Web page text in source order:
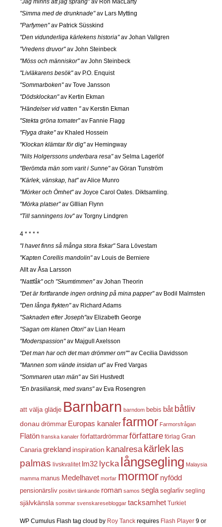
"Simma med de drunknade"av Lars Mytting
"Parfymen"av Patrick Süsskind
"Den vidunderliga kärlekens historia"av Johan Vallgren
"Vredens druvor"av John Steinbeck
"Möss och människor"av John Steinbeck
"Livläkarens besök"av P.O. Enquist
"Sommarboken"av Tove Jansson
"Dödsklockan"av Kertin Ekman
"Händelser vid vatten "av Kerstin Ekman
"Stekta gröna tomater"av Fannie Flagg
"Flyga drake"av Khaled Hossein
"Klockan klämtar för dig"av Hemingway
"Nils Holgerssons underbara resa"av Selma Lagerlöf
"Berömda män som varit i Sunne"av Göran Tunström
"Kärlek, vänskap, hat"av Alice Munro
"Mörker och Ömhet"av Joyce Carol Oates. Diktsamling.
"Mörka platser"av GIllian Flynn
"Till sanningens lov"av Torgny Lindgren
4 * * * *
"I havet finns så många stora fiskar"Sara Lövestam
"Kapten Corellis mandolin"av Louis de Berniere
Allt av Åsa Larsson
"Nattfåk" och "Skumtimmen"av Johan Theorin
"Det är fortfarande ingen ordning på mina papper"av Bodil Malmsten
"Den långa flykten"av Richard Adams
"Saknaden efter Joseph"av Elizabeth George
"Sagan om klanen Otori"av Lian Hearn
"Moderspassion"av Majgull Axelsson
"Det man har och det man drömmer om""av Cecilia Davidsson
"Mannen som vände insidan ut"av Fred Vargas
"Sommaren utan män"av Siri Hustvedt
"En brasiliansk, med svans"av Eva Rosengren
att välja glädje Barnbarn barndom bebis båt båtliv
donau drömmar Europas kanalerfarmor Farmorsfrågan
Flatön franska kanaler författardrömmar författare förlag Gran
Canaria grekland inspiration kanalresa kärleklas
palmas livskvalitet lm32 lycka långsegling Malaysia
mamma manus Medelhavet morfar mormor nyfödd
pensionärsliv positivt tänkande roman samos segla seglarliv segling
självkänsla sommar svenskaresebloggar tacksamhet Turkiet
WP Cumulus Flash tag cloud by Roy Tanck requires Flash Player 9 or